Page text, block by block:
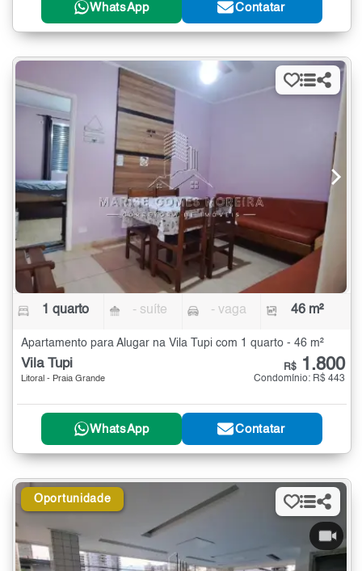
WhatsApp Contatar
1 quarto - suíte - vaga 46 m²
Apartamento para Alugar na Vila Tupi com 1 quarto - 46 m²
Vila Tupi
Litoral - Praia Grande
R$ 1.800
Condomínio: R$ 443
WhatsApp Contatar
Oportunidade